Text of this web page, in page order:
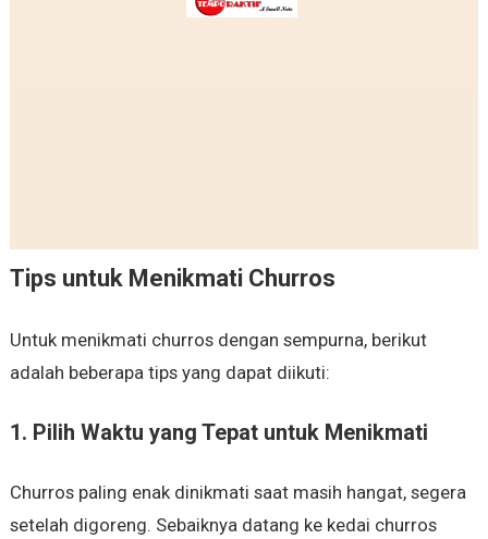
Tips untuk Menikmati Churros
Untuk menikmati churros dengan sempurna, berikut
adalah beberapa tips yang dapat diikuti:
1. Pilih Waktu yang Tepat untuk Menikmati
Churros paling enak dinikmati saat masih hangat, segera
setelah digoreng. Sebaiknya datang ke kedai churros